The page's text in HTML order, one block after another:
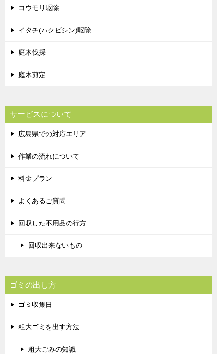
コウモリ駆除
イタチ(ハクビシン)駆除
庭木伐採
庭木剪定
サービスについて
広島県での対応エリア
作業の流れについて
料金プラン
よくあるご質問
回収した不用品の行方
回収出来ないもの
ゴミの出し方
ゴミ収集日
粗大ゴミを出す方法
粗大ごみの知識